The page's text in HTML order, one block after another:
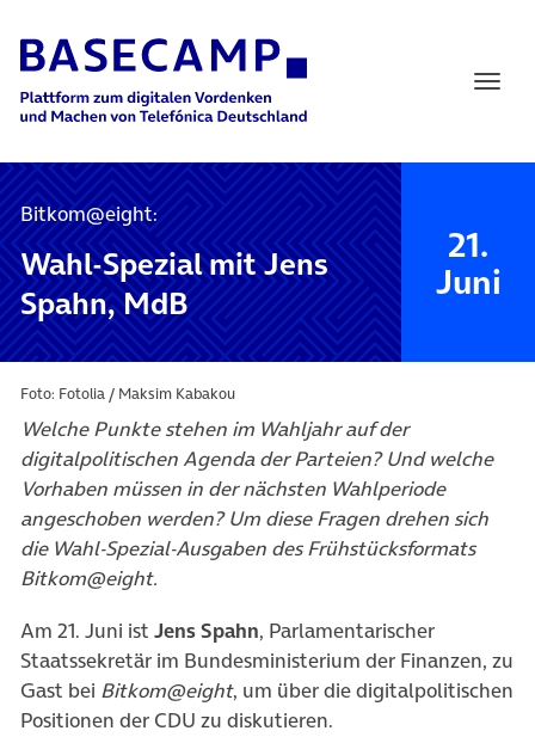
Main Navigation
Bitkom@eight:
Wahl-Spezial mit Jens
Spahn, MdB
21.
Juni
Foto: Fotolia / Maksim Kabakou
Welche Punkte stehen im Wahljahr auf der
digitalpolitischen Agenda der Parteien? Und welche
Vorhaben müssen in der nächsten Wahlperiode
angeschoben werden? Um diese Fragen drehen sich
die Wahl-Spezial-Ausgaben des Frühstücksformats
Bitkom@eight.
Am 21. Juni ist Jens Spahn, Parlamentarischer
Staatssekretär im Bundesministerium der Finanzen, zu
Gast bei Bitkom@eight, um über die digitalpolitischen
Positionen der CDU zu diskutieren.